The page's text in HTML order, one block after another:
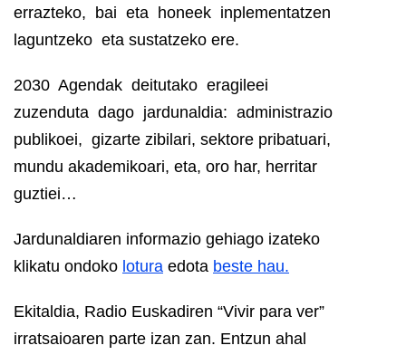
errazteko, bai eta honeek inplementatzen
laguntzeko eta sustatzeko ere.
2030 Agendak deitutako eragileei
zuzenduta dago jardunaldia: administrazio
publikoei, gizarte zibilari, sektore pribatuari,
mundu akademikoari, eta, oro har, herritar
guztiei…
Jardunaldiaren informazio gehiago izateko
klikatu ondoko lotura edota beste hau.
Ekitaldia, Radio Euskadiren “Vivir para ver”
irratsaioaren parte izan zan. Entzun ahal